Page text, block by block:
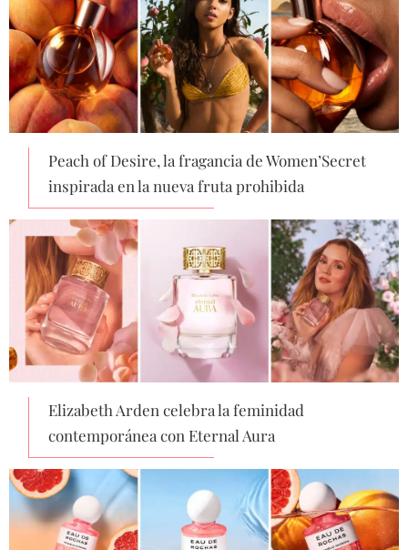
Peach of Desire, la fragancia de Women’Secret
inspirada en la nueva fruta prohibida
Elizabeth Arden celebra la feminidad
contemporánea con Eternal Aura